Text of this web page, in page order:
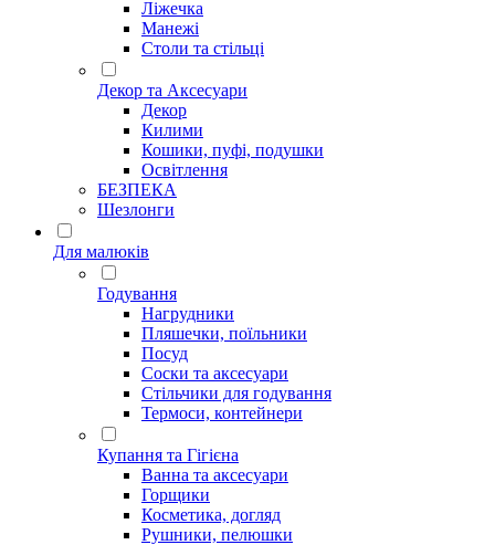
Ліжечка
Манежі
Столи та стільці
Декор та Аксесуари
Декор
Килими
Кошики, пуфі, подушки
Освітлення
БЕЗПЕКА
Шезлонги
Для малюків
Годування
Нагрудники
Пляшечки, поїльники
Посуд
Соски та аксесуари
Стільчики для годування
Термоси, контейнери
Купання та Гігієна
Ванна та аксесуари
Горщики
Косметика, догляд
Рушники, пелюшки